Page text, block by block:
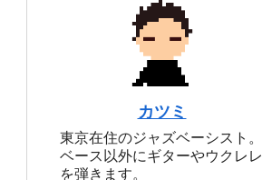
カツミ
東京在住のジャズベーシスト。
ベース以外にギターやウクレレ
を弾きます。